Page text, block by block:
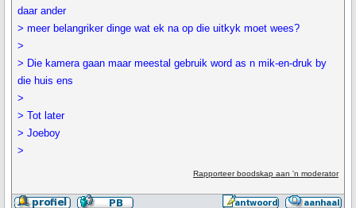
daar ander
> meer belangriker dinge wat ek na op die uitkyk moet wees?
>
> Die kamera gaan maar meestal gebruik word as n mik-en-druk by
die huis ens
>
> Tot later
> Joeboy
>
Rapporteer boodskap aan 'n moderator